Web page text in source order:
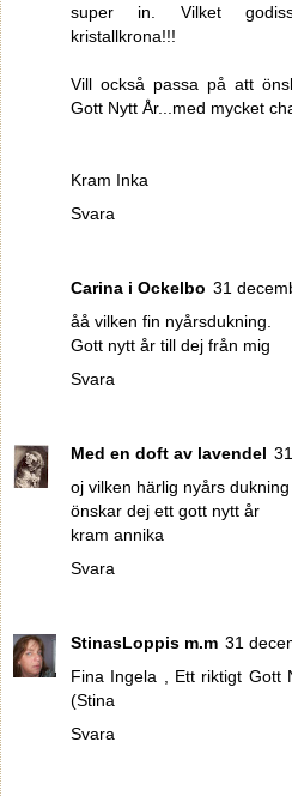
super in. Vilket
kristallkrona!!!
Vill också passa på att
Gott Nytt År...med mycket
Kram Inka
Svara
Carina i Ockelbo 31
åå vilken fin nyårsdukning.
Gott nytt år till dej från mig
Svara
Med en doft av lavendel
oj vilken härlig nyårs
önskar dej ett gott nytt år
kram annika
Svara
StinasLoppis m.m 31
Fina Ingela , Ett riktigt Gott
(Stina
Svara